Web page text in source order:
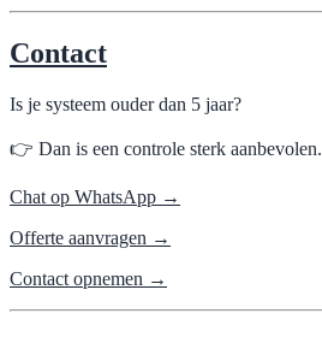
Contact
Is je systeem ouder dan 5 jaar?
👉 Dan is een controle sterk aanbevolen.
Chat op WhatsApp →
Offerte aanvragen →
Contact opnemen →